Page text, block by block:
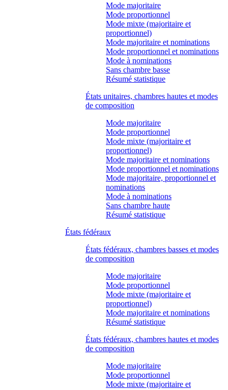
Mode majoritaire
Mode proportionnel
Mode mixte (majoritaire et
proportionnel)
Mode majoritaire et nominations
Mode proportionnel et nominations
Mode à nominations
Sans chambre basse
Résumé statistique
États unitaires, chambres hautes et modes
de composition
Mode majoritaire
Mode proportionnel
Mode mixte (majoritaire et
proportionnel)
Mode majoritaire et nominations
Mode proportionnel et nominations
Mode majoritaire, proportionnel et
nominations
Mode à nominations
Sans chambre haute
Résumé statistique
États fédéraux
États fédéraux, chambres basses et modes
de composition
Mode majoritaire
Mode proportionnel
Mode mixte (majoritaire et
proportionnel)
Mode majoritaire et nominations
Résumé statistique
États fédéraux, chambres hautes et modes
de composition
Mode majoritaire
Mode proportionnel
Mode mixte (majoritaire et